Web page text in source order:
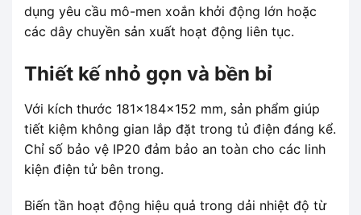
dụng yêu cầu mô-men xoắn khởi động lớn hoặc
các dây chuyền sản xuất hoạt động liên tục.
Thiết kế nhỏ gọn và bền bỉ
Với kích thước 181x184x152 mm, sản phẩm giúp
tiết kiệm không gian lắp đặt trong tủ điện đáng kể.
Chỉ số bảo vệ IP20 đảm bảo an toàn cho các linh
kiện điện tử bên trong.
Biến tần hoạt động hiệu quả trong dải nhiệt độ từ